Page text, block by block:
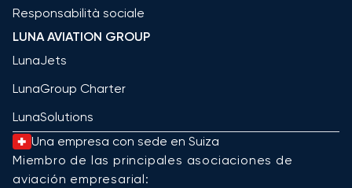
Responsabilità sociale
LUNA AVIATION GROUP
LunaJets
LunaGroup Charter
LunaSolutions
Una empresa con sede en Suiza
Miembro de las principales asociaciones de
aviación empresarial: